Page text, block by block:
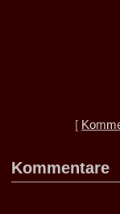
[
Kommentare